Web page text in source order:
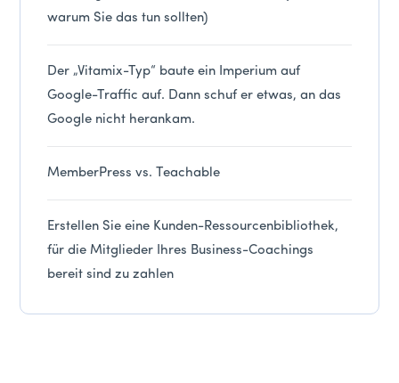
warum Sie das tun sollten)
Der „Vitamix-Typ“ baute ein Imperium auf
Google-Traffic auf. Dann schuf er etwas, an das
Google nicht herankam.
MemberPress vs. Teachable
Erstellen Sie eine Kunden-Ressourcenbibliothek,
für die Mitglieder Ihres Business-Coachings
bereit sind zu zahlen